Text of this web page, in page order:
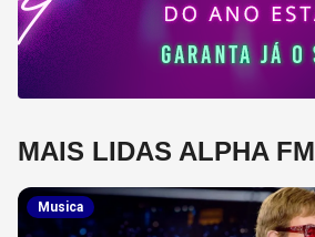
MAIS LIDAS ALPHA FM
Musica